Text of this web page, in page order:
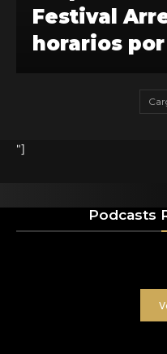
Festival
horarios
"]
Podcasts